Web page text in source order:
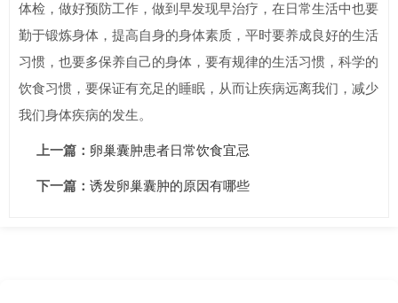
体检，做好预防工作，做到早发现早治疗，在日常生活中也要
勤于锻炼身体，提高自身的身体素质，平时要养成良好的生活
习惯，也要多保养自己的身体，要有规律的生活习惯，科学的
饮食习惯，要保证有充足的睡眠，从而让疾病远离我们，减少
我们身体疾病的发生。
上一篇： 卵巢囊肿患者日常饮食宜忌
下一篇： 诱发卵巢囊肿的原因有哪些